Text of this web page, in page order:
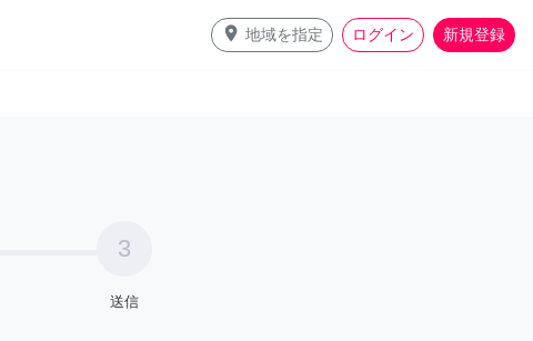
place 地域を指定 ログイン 新規登録
3
送信